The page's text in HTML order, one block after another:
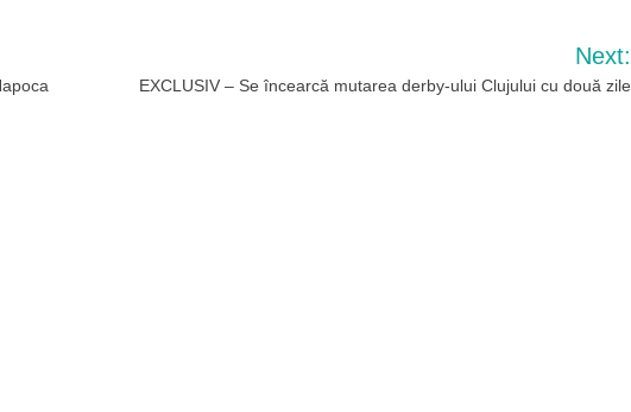
Next:
EXCLUSIV – Se încearcă mutarea derby-ului Clujului cu două zile